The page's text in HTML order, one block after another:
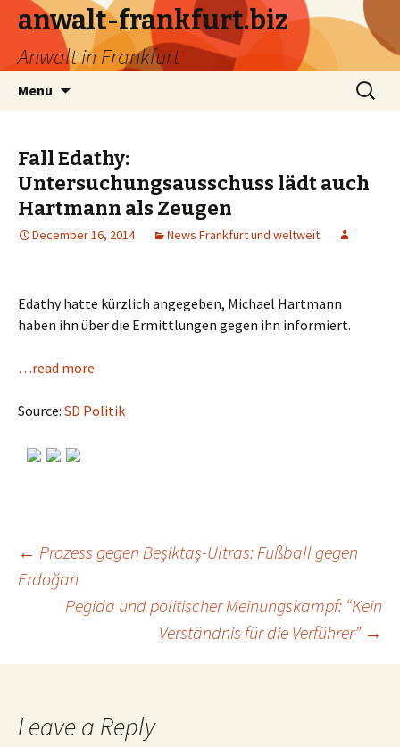
anwalt-frankfurt.biz
Anwalt in Frankfurt
Menu
Search
for:
Fall Edathy:
Untersuchungsausschuss lädt auch
Hartmann als Zeugen
December 16, 2014 News Frankfurt und weltweit
Edathy hatte kürzlich angegeben, Michael Hartmann
haben ihn über die Ermittlungen gegen ihn informiert.
…read more
Source: SD Politik
Post
navigation
← Prozess gegen Beşiktaş-Ultras: Fußball gegen
Erdoğan
Pegida und politischer Meinungskampf: “Kein
Verständnis für die Verführer” →
Leave a Reply